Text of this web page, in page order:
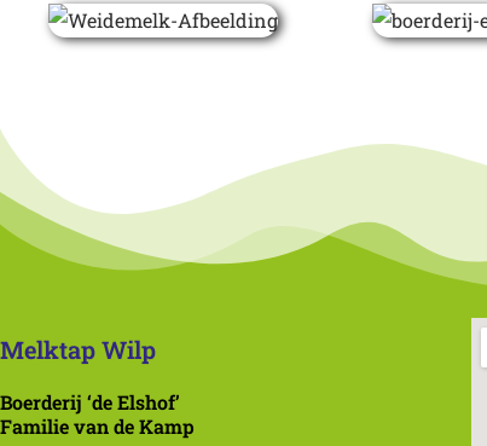
Melktap Wilp
Boerderij ‘de Elshof’
Familie van de Kamp